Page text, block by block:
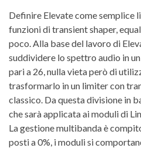
Definire Elevate come semplice
funzioni di transient shaper,
poco. Alla base del lavoro di
suddividere lo spettro audio in
pari a 26, nulla vieta però di
trasformarlo in un limiter con
classico. Da questa divisione in
che sarà applicata ai moduli di
La gestione multibanda è
posti a 0%, i moduli si